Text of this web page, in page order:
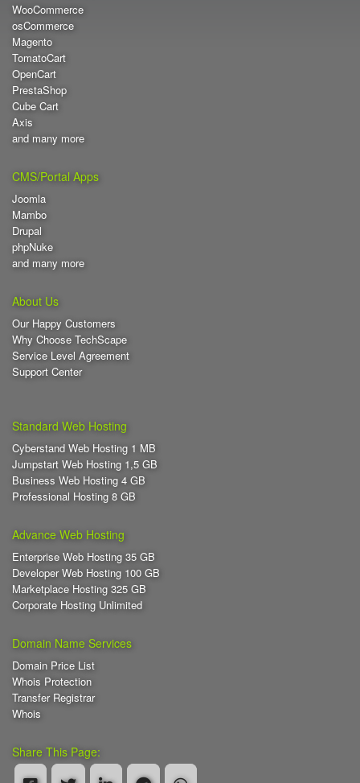
WooCommerce
osCommerce
Magento
TomatoCart
OpenCart
PrestaShop
Cube Cart
Axis
and many more
CMS/Portal Apps
Joomla
Mambo
Drupal
phpNuke
and many more
About Us
Our Happy Customers
Why Choose TechScape
Service Level Agreement
Support Center
Standard Web Hosting
Cyberstand Web Hosting 1 MB
Jumpstart Web Hosting 1,5 GB
Business Web Hosting 4 GB
Professional Hosting 8 GB
Advance Web Hosting
Enterprise Web Hosting 35 GB
Developer Web Hosting 100 GB
Marketplace Hosting 325 GB
Corporate Hosting Unlimited
Domain Name Services
Domain Price List
Whois Protection
Transfer Registrar
Whois
Share This Page: